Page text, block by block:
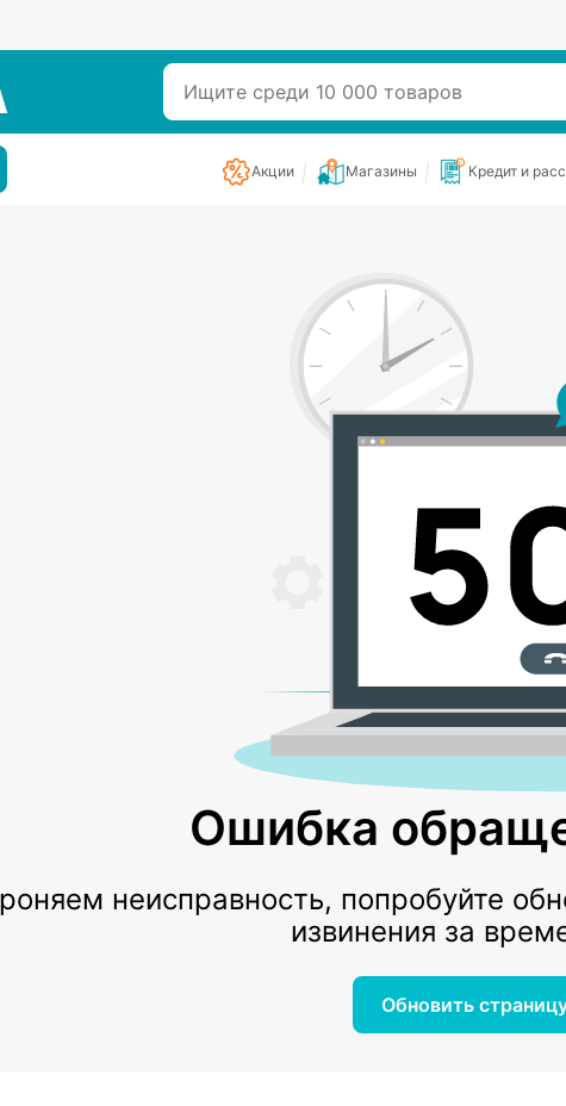
Акции Магазины Кредит и
Ошибка
неисправность, попробуйте
извинения за
Обновить